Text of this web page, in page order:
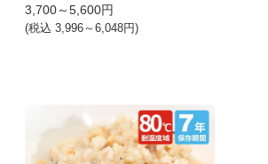
3,700～5,600円
(税込3,996～6,048円)